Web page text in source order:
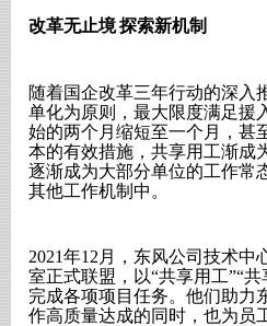
改革无止境探索新机制
随着国企改革三年行动的深入
单化为原则，最大限度满足援
始的两个月缩短至一个月，甚
本的有效措施，共享用工渐成
逐渐成为大部分单位的工作常
其他工作机制中。
2021年12 月，东风公司技术中
室正式联盟，以“共享用工”“
完成各项项目任务。他们助力
作高质量达成的同时，也为员